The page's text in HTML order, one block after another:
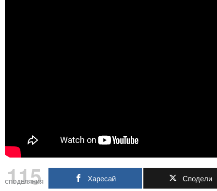
115
СПОДЕЛЯНИЯ Харесай Сподели